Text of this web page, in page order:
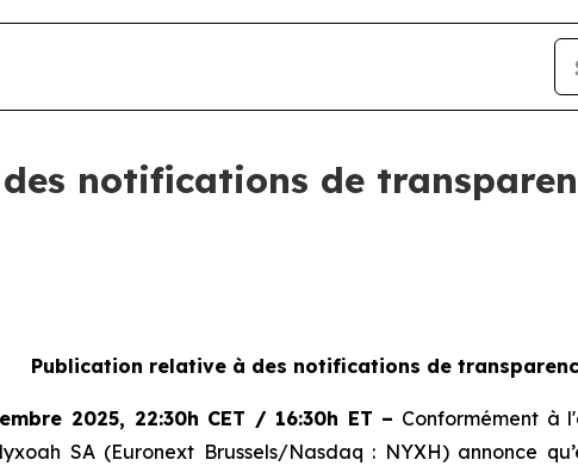
notifications de
Publication relative à des notifications de
2025, 22:30h CET / 16:30h ET – Conformément à
SA (Euronext Brussels/Nasdaq : NYXH) annonce